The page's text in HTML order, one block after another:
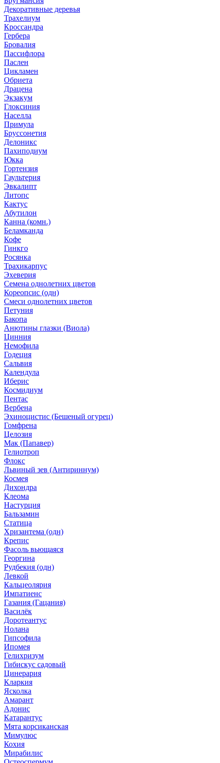
Декоративные деревья
Трахелиум
Кроссандра
Гербера
Бровалия
Пассифлора
Паслен
Цикламен
Обриета
Драцена
Экзакум
Глоксиния
Населла
Примула
Бруссонетия
Делоникс
Пахиподиум
Юкка
Гортензия
Гаультерия
Эвкалипт
Литопс
Кактус
Абутилон
Канна (комн.)
Беламканда
Кофе
Гинкго
Росянка
Трахикарпус
Эхеверия
Семена однолетних цветов
Кореопсис (одн)
Смеси однолетних цветов
Петуния
Бакопа
Анютины глазки (Виола)
Цинния
Немофила
Годеция
Сальвия
Календула
Иберис
Космидиум
Пентас
Вербена
Эхиноцистис (Бешеный огурец)
Гомфрена
Целозия
Мак (Папавер)
Гелиотроп
Флокс
Львиный зев (Антириннум)
Космея
Дихондра
Клеома
Настурция
Бальзамин
Статица
Хризантема (одн)
Крепис
Фасоль вьющаяся
Георгина
Рудбекия (одн)
Левкой
Кальцеолярия
Импатиенс
Газания (Гацания)
Василёк
Доротеантус
Нолана
Гипсофила
Ипомея
Гелихризум
Гибискус садовый
Цинерария
Кларкия
Ясколка
Амарант
Адонис
Катарантус
Мята корсиканская
Мимулюс
Кохия
Мирабилис